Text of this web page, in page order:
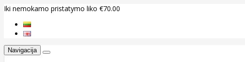
Iki nemokamo pristatymo liko €70.00
Navigacija